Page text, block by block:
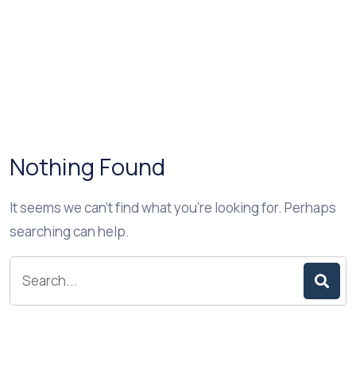
Nothing Found
It seems we can’t find what you’re looking for. Perhaps
searching can help.